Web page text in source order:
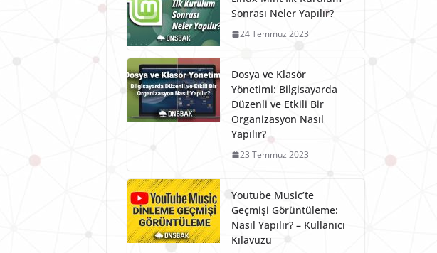
Sonrası Neler Yapılır?
24 Temmuz 2023
Dosya ve Klasör
Yönetimi: Bilgisayarda
Düzenli ve Etkili Bir
Organizasyon Nasıl
Yapılır?
23 Temmuz 2023
Youtube Music’te
Geçmişi Görüntüleme:
Nasıl Yapılır? – Kullanıcı
Kılavuzu